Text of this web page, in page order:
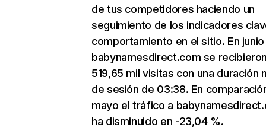
de tus competidores haciendo un
seguimiento de los indicadores
comportamiento en el sitio. En junio
babynamesdirect.com se
519,65 mil visitas con una duración
de sesión de 03:38. En
mayo el tráfico a
ha disminuido en -23,04 %.